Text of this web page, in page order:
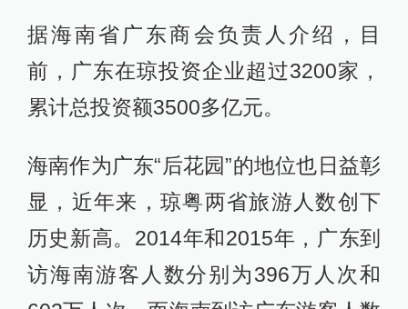
据海南省广东商会负责人介绍，目
前，广东在琼投资企业超过3200家，
累计总投资额3500多亿元。
海南作为广东“后花园”的地位也日益彰
显，近年来，琼粤两省旅游人数创下
历史新高。2014年和2015年，广东到
访海南游客人数分别为396万人次和